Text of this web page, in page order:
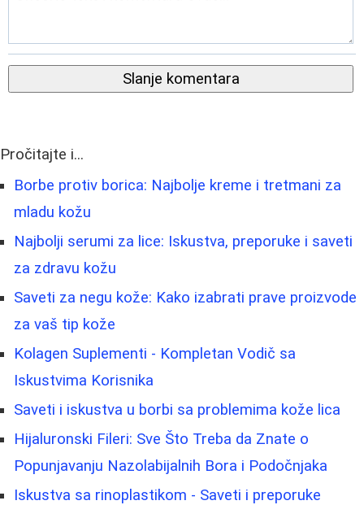
Slanje komentara
Pročitajte i...
Borbe protiv borica: Najbolje kreme i tretmani za
mladu kožu
Najbolji serumi za lice: Iskustva, preporuke i saveti
za zdravu kožu
Saveti za negu kože: Kako izabrati prave proizvode
za vaš tip kože
Kolagen Suplementi - Kompletan Vodič sa
Iskustvima Korisnika
Saveti i iskustva u borbi sa problemima kože lica
Hijaluronski Fileri: Sve Što Treba da Znate o
Popunjavanju Nazolabijalnih Bora i Podočnjaka
Iskustva sa rinoplastikom - Saveti i preporuke